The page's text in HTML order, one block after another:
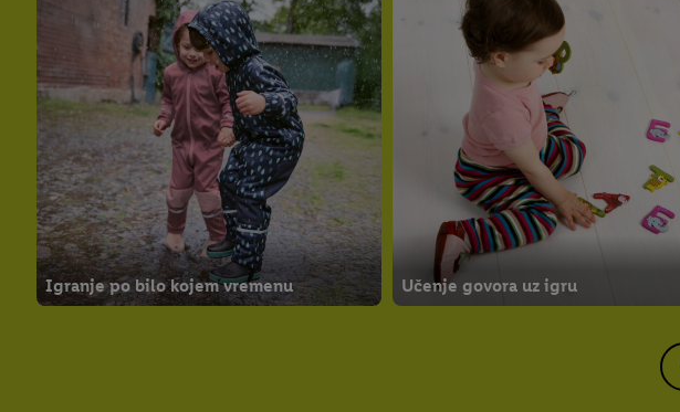
Igranje po bilo kojem vremenu Učenje govora uz igru